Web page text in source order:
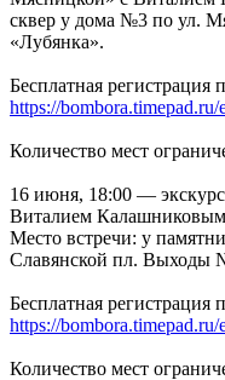
сквер у дома №3 по ул.
«Лубянка».
Бесплатная регистрация
https://
Количество мест
16 июня, 18:00 —
Виталием
Место встречи: у
Славянской пл. Выходы
Бесплатная регистрация
https://
Количество мест